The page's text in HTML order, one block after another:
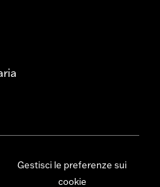
Gestisci le preferenze sui
cookie